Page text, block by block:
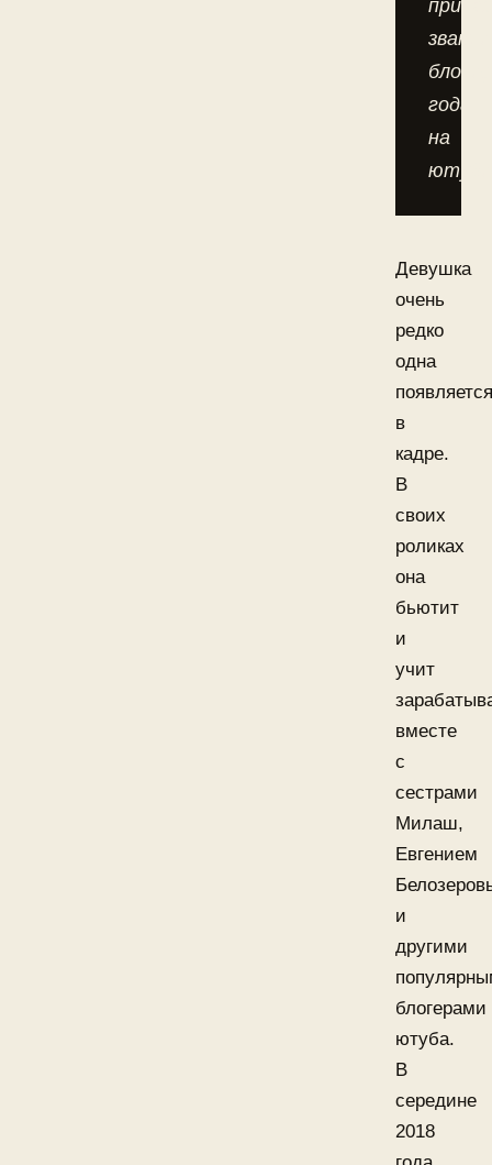
звание
года
на
Девушка
очень
редко
одна
появляется
в
кадре.
В
своих
роликах
она
бьютит
и
учит
вместе
с
сестрами
Милаш,
Евгением
и
другими
блогерами
ютуба.
В
середине
2018